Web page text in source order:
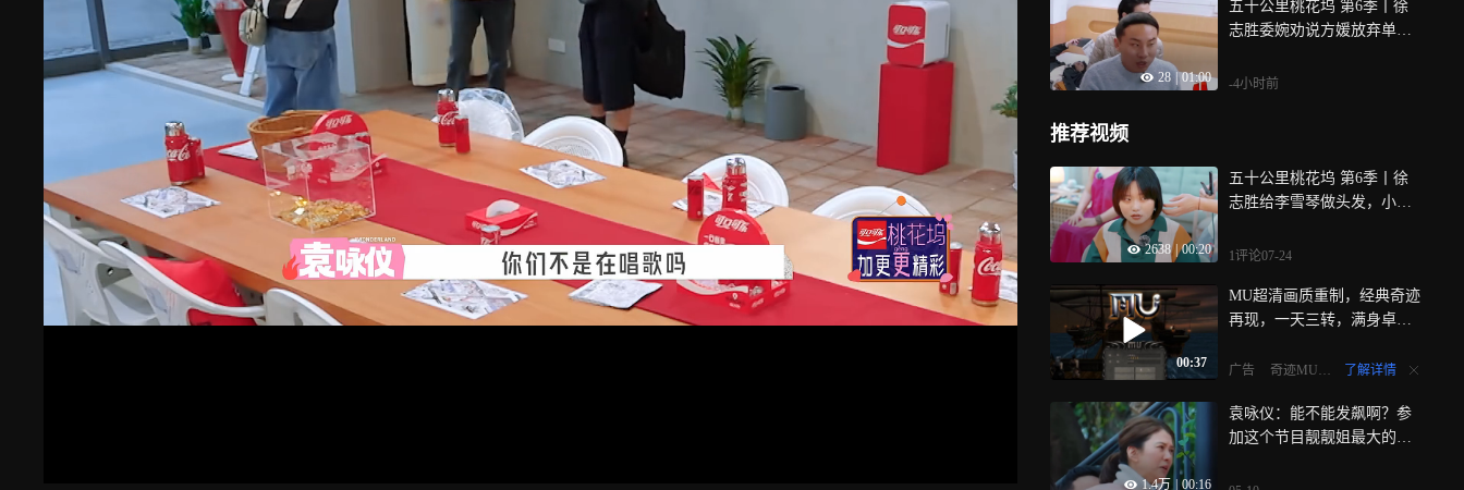
28 01:00
五十公里桃花坞 第6季丨徐
志胜委婉劝说方媛放弃单人
-4小时前
推荐视频
2638 00:20
五十公里桃花坞 第6季丨徐
志胜给李雪琴做头发，小辣
1评论07-24
00:37
MU超清画质重制，经典奇迹
再现，一天三转，满身卓越+
广告 奇迹MU怀旧服 了解详情
1.4万 00:16
袁咏仪：能不能发飙啊？参
加这个节目靓靓姐最大的礼